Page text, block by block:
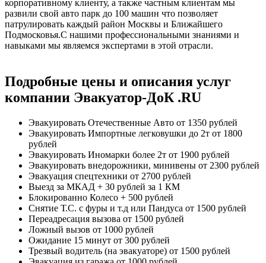
корпоративному клиенту, а также частным клиентам мы
развили свой авто парк до 100 машин что позволяет
патрулировать каждый район Москвы и Ближайшего
Подмосковья.С нашими профессиональными знаниями и
навыками мы являемся экспертами в этой отрасли.
Подробные цены и описания услуг
компании Эвакуатор-ДоК .RU
Эвакуировать Отечественные Авто от 1350 рублей
Эвакуировать Импортные легковушки до 2т от 1800
рублей
Эвакуировать Иномарки более 2т от 1900 рублей
Эвакуировать внедорожники, минивены от 2300 рублей
Эвакуация спецтехники от 2700 рублей
Выезд за МКАД + 30 рублей за 1 КМ
Блокированно Колесо + 500 рублей
Снятие Т.С. с фуры и т.д или Пандуса от 1500 рублей
Переадресация вызова от 1500 рублей
Ложный вызов от 1000 рублей
Ожидание 15 минут от 300 рублей
Трезвый водитель (на эвакуаторе) от 1500 рублей